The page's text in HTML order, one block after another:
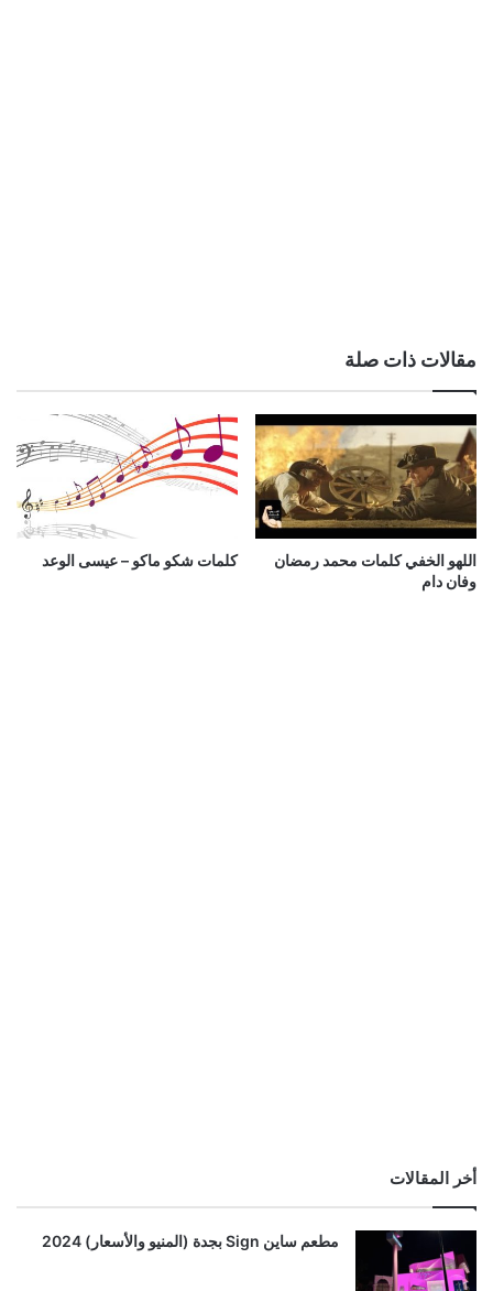
مقالات ذات صلة
اللهو الخفي كلمات محمد رمضان
وفان دام
كلمات شكو ماكو – عيسى الوعد
أخر المقالات
مطعم ساين Sign بجدة (المنيو والأسعار) 2024